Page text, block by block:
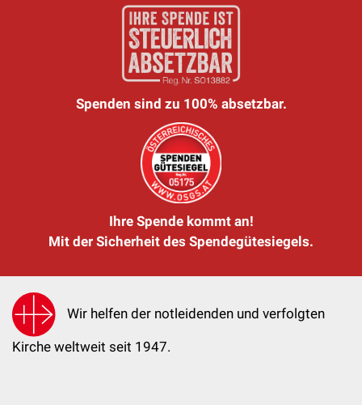
Spenden sind zu 100% absetzbar.
Ihre Spende kommt an!
Mit der Sicherheit des Spendegütesiegels.
Wir helfen der notleidenden und verfolgten
Kirche weltweit seit 1947.